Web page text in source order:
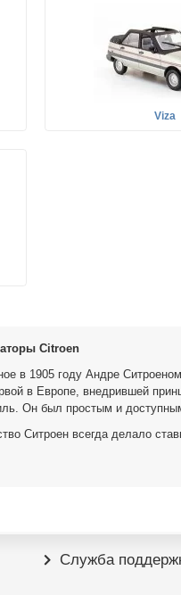
Viza
Citroen
в 1905 году Андре
в Европе, внедрившей
Он был простым и
Ситроен всегда делало
дизайн,
установка двигателя и
для своего времени
Служба